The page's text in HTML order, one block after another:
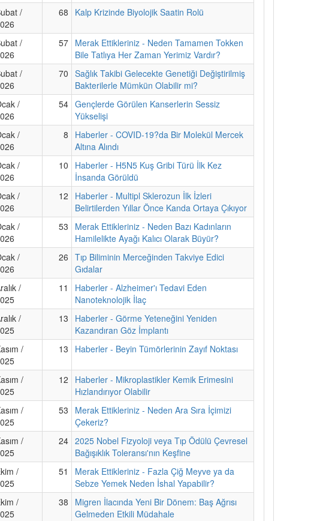
/
68 Kalp Krizinde Biyolojik Saatin Rolü
/
57 Merak Ettikleriniz - Neden Tamamen Tokken
Bile Tatlıya Her Zaman Yerimiz Vardır?
/
70
Sağlık Takibi Gelecekte Genetiği Değiştirilmiş
Bakterilerle Mümkün Olabilir mi?
/
54 Gençlerde Görülen Kanserlerin Sessiz
Yükselişi
/
8
Haberler - COVID-19?da Bir Molekül Mercek
Altına Alındı
/
10
Haberler - H5N5 Kuş Gribi Türü İlk Kez
İnsanda Görüldü
/
12
Haberler - Multipl Sklerozun İlk İzleri
Belirtilerden Yıllar Önce Kanda Ortaya Çıkıyor
/
53
Merak Ettikleriniz - Neden Bazı Kadınların
Hamilelikte Ayağı Kalıcı Olarak Büyür?
/
26
Tıp Biliminin Merceğinden Takviye Edici
Gıdalar
/
11
Haberler - Alzheimer'ı Tedavi Eden
Nanoteknolojik İlaç
/
13
Haberler - Görme Yeteneğini Yeniden
Kazandıran Göz İmplantı
/
13 Haberler - Beyin Tümörlerinin Zayıf Noktası
/
12
Haberler - Mikroplastikler Kemik Erimesini
Hızlandırıyor Olabilir
/
53
Merak Ettikleriniz - Neden Ara Sıra İçimizi
Çekeriz?
/
24 2025 Nobel Fizyoloji veya Tıp Ödülü Çevresel
Bağışıklık Toleransı'nın Keşfine
/
51
Merak Ettikleriniz - Fazla Çiğ Meyve ya da
Sebze Yemek Neden İshal Yapabilir?
/
38
Migren İlacında Yeni Bir Dönem: Baş Ağrısı
Gelmeden Etkili Müdahale